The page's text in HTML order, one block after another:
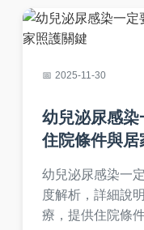
2025-11-30
幼兒泌尿感
住院條件與居
幼兒泌尿感染一
度解析，詳細說
療，提供住院條